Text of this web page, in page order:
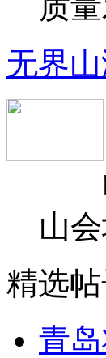
无界
山
山
精选
青